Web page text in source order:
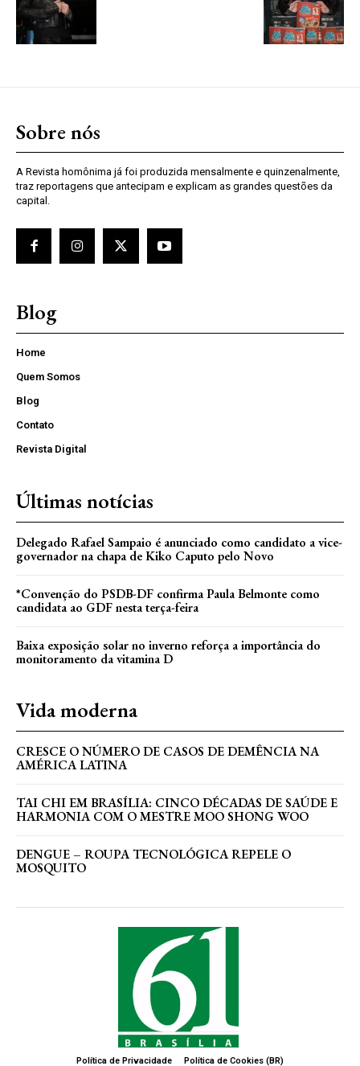
Sobre nós
A Revista homônima já foi produzida mensalmente e quinzenalmente,
traz reportagens que antecipam e explicam as grandes questões da
capital.
Blog
Home
Quem Somos
Blog
Contato
Revista Digital
Últimas notícias
Delegado Rafael Sampaio é anunciado como candidato a vice-
governador na chapa de Kiko Caputo pelo Novo
*Convenção do PSDB-DF confirma Paula Belmonte como
candidata ao GDF nesta terça-feira
Baixa exposição solar no inverno reforça a importância do
monitoramento da vitamina D
Vida moderna
CRESCE O NÚMERO DE CASOS DE DEMÊNCIA NA
AMÉRICA LATINA
TAI CHI EM BRASÍLIA: CINCO DÉCADAS DE SAÚDE E
HARMONIA COM O MESTRE MOO SHONG WOO
DENGUE – ROUPA TECNOLÓGICA REPELE O
MOSQUITO
Política de Privacidade Política de Cookies (BR)